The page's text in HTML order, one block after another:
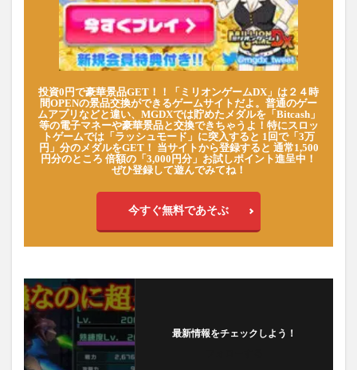
投資0円で豪華景品GET！！「ミリオンゲームDX」は２４時
間OPENの景品交換ができるゲームサイトだよ。普通のゲー
ムアプリなどと違い、MGDXでは貯めたメダルを「Bitcash」
等の電子マネーや豪華景品と交換できちゃうよ！特にスロッ
トゲームでは「ラッシュモード」に突入すると 1回で「3万
円」分のメダルをGET！ 当サイトから登録すると 通常1,500
円分のところ 倍額の「3,000円分」お試しポイント進呈中！
ぜひ登録して遊んでみてね！
今すぐ無料であそぶ
最新情報をチェックしよう！